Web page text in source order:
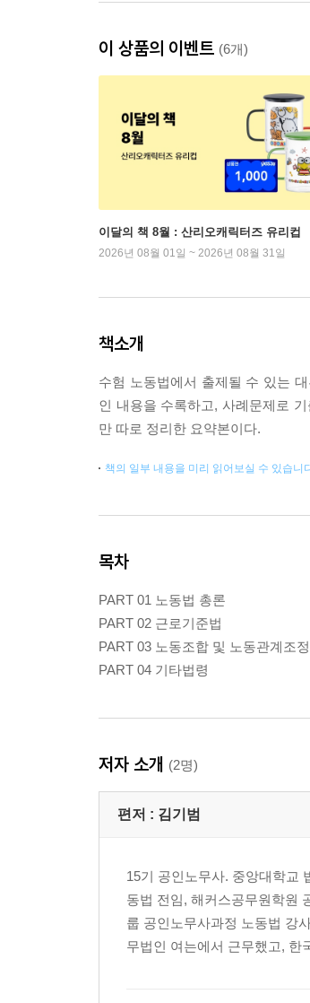
이 상품의 이벤트 (6개)
이달의 책 8월 : 산리오캐릭터즈 유리컵
2026년 08월 01일 ~ 2026년 08월 31일
책소개
수험 노동법에서 출제될 수 있는
인 내용을 수록하고, 사례문제로
만 따로 정리한 요약본이다.
책의 일부 내용을 미리 읽어보실 수 있습니
목차
PART 01 노동법 총론
PART 02 근로기준법
PART 03 노동조합 및 노동관계조
PART 04 기타법령
저자 소개 (2명)
편저 : 김기범
15기 공인노무사. 중앙대학교
동법 전임, 해커스공무원학원
룹 공인노무사과정 노동법 강
무법인 여는에서 근무했고, 한